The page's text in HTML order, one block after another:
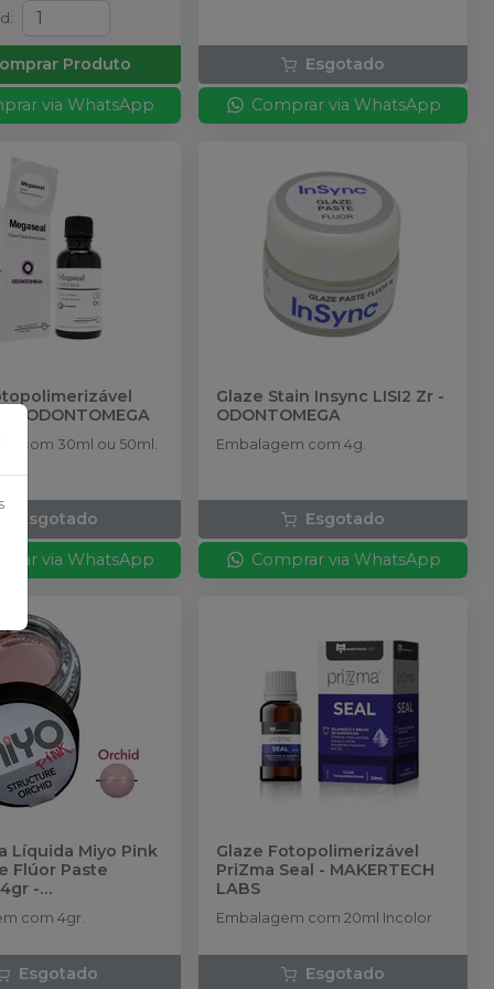
:
Produto
via WhatsApp
Esgotado
Comprar via WhatsApp
ODONTOMEGA
com 30ml ou 50ml.
Esgotado
via WhatsApp
Glaze Stain Insync LISI2 Zr -
ODONTOMEGA
Embalagem com 4g.
Esgotado
Comprar via WhatsApp
Líquida Miyo Pink
Flúor Paste
-
com 4gr.
Esgotado
Glaze Fotopolimerizável
PriZma Seal - MAKERTECH
LABS
Embalagem com 20ml Incolor
Esgotado